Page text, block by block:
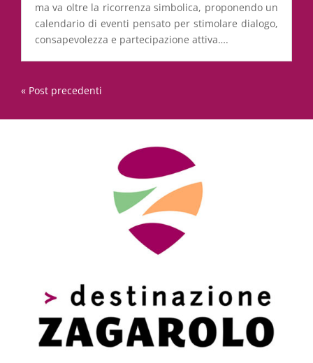
ma va oltre la ricorrenza simbolica, proponendo un
calendario di eventi pensato per stimolare dialogo,
consapevolezza e partecipazione attiva….
« Post precedenti